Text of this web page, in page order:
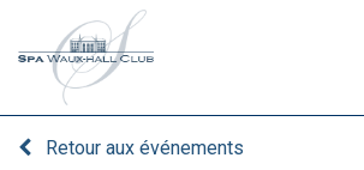
Retour aux événements